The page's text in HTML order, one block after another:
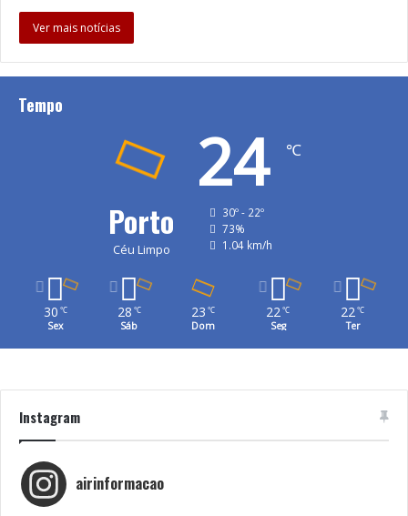
Ver mais notícias
Tempo
Porto
Céu Limpo
24 ℃
30º - 22º
73%
1.04 km/h
30 ℃
Sex
28 ℃
Sáb
23 ℃
Dom
22℃
Seg
22℃
Ter
Instagram
airinformacao